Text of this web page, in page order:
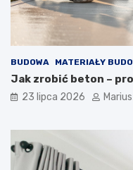
BUDOWA MATERIAŁY
Jak zrobić beton –
23 lipca 2026